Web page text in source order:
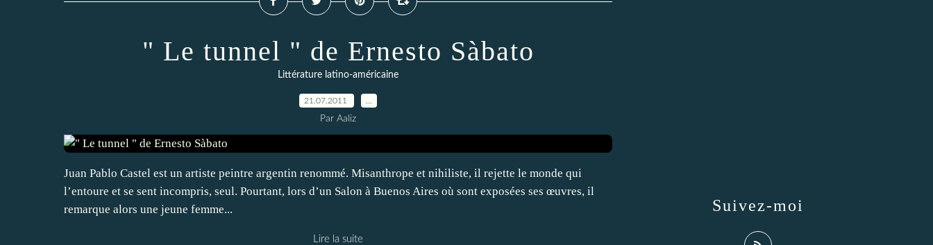
" Le tunnel " de Ernesto Sàbato
Littérature latino-américaine
21.07.2011
Par Aaliz
Juan Pablo Castel est un artiste peintre argentin renommé. Misanthrope et nihiliste, il rejette le monde qui
l’entoure et se sent incompris, seul. Pourtant, lors d’un Salon à Buenos Aires où sont exposées ses œuvres, il
remarque alors une jeune femme...
Lire la suite
Suivez-moi